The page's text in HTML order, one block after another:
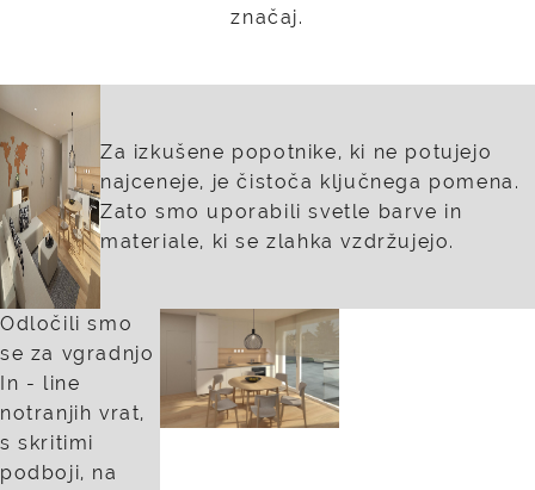
značaj.
Za izkušene popotnike, ki ne potujejo
najceneje, je čistoča ključnega pomena.
Zato smo uporabili svetle barve in
materiale, ki se zlahka vzdržujejo.
Odločili smo
se za vgradnjo
In - line
notranjih vrat,
s skritimi
podboji, na